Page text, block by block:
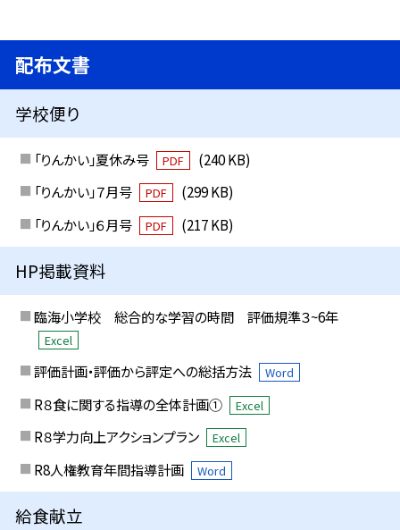
配布文書
学校便り
「りんかい」夏休み号 PDF
(240 KB)
「りんかい」７月号
PDF
(299 KB)
「りんかい」６月号
PDF (217 KB)
HP掲載資料
臨海小学校 総合的な学習の時間 評価規準３~6年
Excel
評価計画・評価から評定への総括方法 Word
R８食に関する指導の全体計画① Excel
R８学力向上アクションプラン Excel
R8人権教育年間指導計画 Word
給食献立